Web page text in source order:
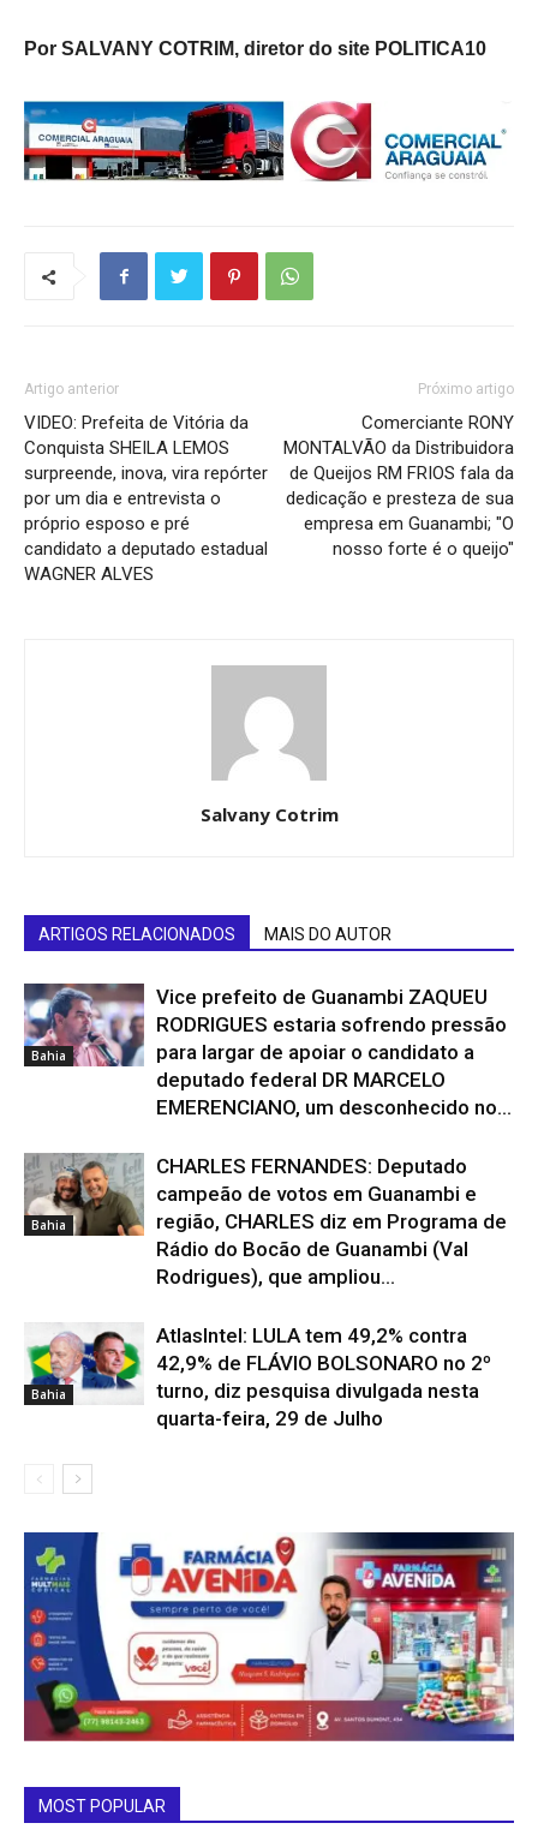
Por SALVANY COTRIM, diretor do site POLITICA10
Artigo anterior
VIDEO: Prefeita de Vitória da
Conquista SHEILA LEMOS
surpreende, inova, vira repórter
por um dia e entrevista o
próprio esposo e pré
candidato a deputado estadual
WAGNER ALVES
Próximo artigo
Comerciante RONY
MONTALVÃO da Distribuidora
de Queijos RM FRIOS fala da
dedicação e presteza de sua
empresa em Guanambi; "O
nosso forte é o queijo"
Salvany Cotrim
ARTIGOS RELACIONADOS MAIS DO AUTOR
Bahia
Vice prefeito de Guanambi ZAQUEU
RODRIGUES estaria sofrendo pressão
para largar de apoiar o candidato a
deputado federal DR MARCELO
EMERENCIANO, um desconhecido no...
Bahia
CHARLES FERNANDES: Deputado
campeão de votos em Guanambi e
região, CHARLES diz em Programa de
Rádio do Bocão de Guanambi (Val
Rodrigues), que ampliou...
Bahia
AtlasIntel: LULA tem 49,2% contra
42,9% de FLÁVIO BOLSONARO no 2º
turno, diz pesquisa divulgada nesta
quarta-feira, 29 de Julho
MOST POPULAR